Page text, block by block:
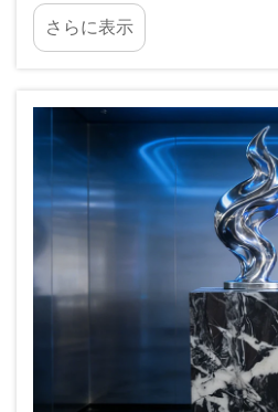
ひとつの方法として、自分
スを作成するという選択肢
ボックスは見た目が美しく
など、小さな物を収納する
さらに表示